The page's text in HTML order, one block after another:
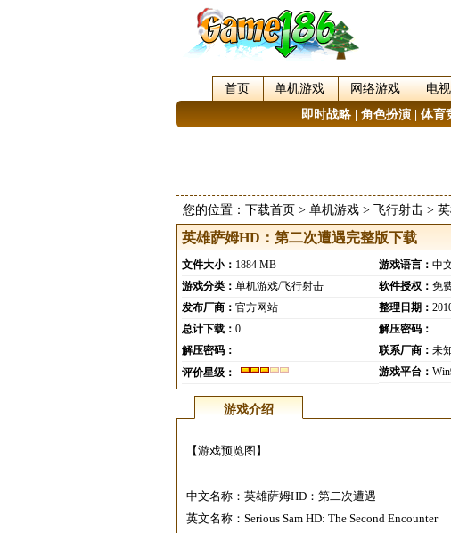
首页 单机游戏 网络游戏 电
即时战略 |角色扮演 |体育
您的位置： 下载首页 > 单机游戏> 飞行射击> 英
英雄萨姆HD：第二次遭遇完整版下载
文件大小： 1884 MB 游戏语言： 中
游戏分类： 单机游戏/飞行射击 软件授权： 免
发布厂商： 官方网站 整理日期：
总计下载： 0
解压密码：
解压密码：
联系厂商： 未
评价星级：
游戏平台：
游戏介绍
【游戏预览图】
中文名称：英雄萨姆HD：第二次遭遇
英文名称：Serious Sam HD: The Second Encounter